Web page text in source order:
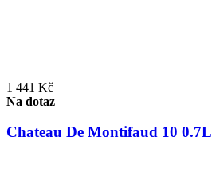
1 441 Kč
Na dotaz
Chateau De Montifaud 10 0.7L